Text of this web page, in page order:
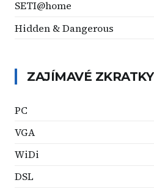
SETI@home
Hidden & Dangerous
ZAJÍMAVÉ ZKRATKY
PC
VGA
WiDi
DSL